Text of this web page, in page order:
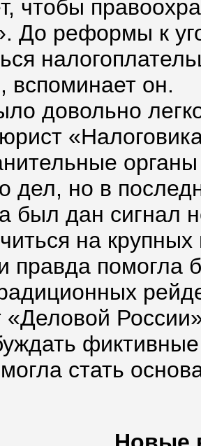
чтобы
До реформы к
вспоминает он.
довольно
дел, но в
был дан сигнал
на
правда помогла
«Деловой
стать